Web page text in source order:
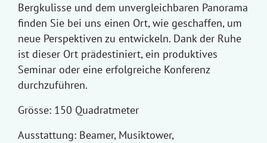
Bergkulisse und dem unvergleichbaren Panorama
finden Sie bei uns einen Ort, wie geschaffen, um
neue Perspektiven zu entwickeln. Dank der Ruhe
ist dieser Ort prädestiniert, ein produktives
Seminar oder eine erfolgreiche Konferenz
durchzuführen.
Grösse: 150 Quadratmeter
Ausstattung: Beamer, Musiktower,